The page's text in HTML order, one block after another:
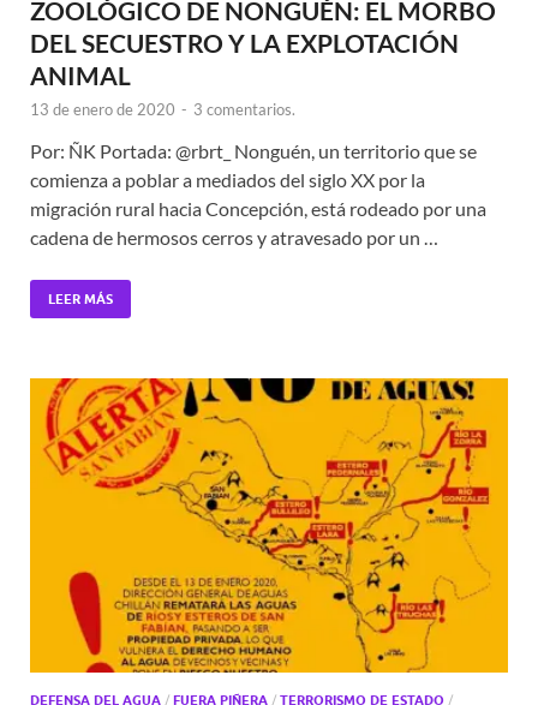
ZOOLÓGICO DE NONGUÉN: EL MORBO
DEL SECUESTRO Y LA EXPLOTACIÓN
ANIMAL
13 de enero de 2020 - 3 comentarios.
Por: ÑK Portada: @rbrt_ Nonguén, un territorio que se
comienza a poblar a mediados del siglo XX por la
migración rural hacia Concepción, está rodeado por una
cadena de hermosos cerros y atravesado por un …
LEER MÁS
DEFENSA DEL AGUA / FUERA PIÑERA / TERRORISMO DE ESTADO /